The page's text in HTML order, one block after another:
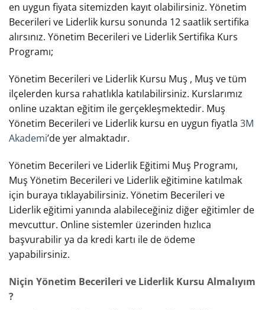
en uygun fiyata sitemizden kayıt olabilirsiniz. Yönetim
Becerileri ve Liderlik kursu sonunda 12 saatlik sertifika
alırsınız. Yönetim Becerileri ve Liderlik Sertifika Kurs
Programı;
Yönetim Becerileri ve Liderlik Kursu Muş , Muş ve tüm
ilçelerden kursa rahatlıkla katılabilirsiniz. Kurslarımız
online uzaktan eğitim ile gerçekleşmektedir. Muş
Yönetim Becerileri ve Liderlik kursu en uygun fiyatla 3M
Akademi’de yer almaktadır.
Yönetim Becerileri ve Liderlik Eğitimi Muş Programı,
Muş Yönetim Becerileri ve Liderlik eğitimine katılmak
için buraya tıklayabilirsiniz. Yönetim Becerileri ve
Liderlik eğitimi yanında alabileceğiniz diğer eğitimler de
mevcuttur. Online sistemler üzerinden hızlıca
başvurabilir ya da kredi kartı ile de ödeme
yapabilirsiniz.
Niçin Yönetim Becerileri ve Liderlik Kursu Almalıyım
?